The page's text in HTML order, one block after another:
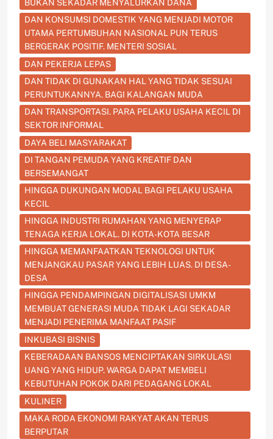
BUKAN SEKADAR MENYALURKAN DANA
DAN KONSUMSI DOMESTIK YANG MENJADI MOTOR
UTAMA PERTUMBUHAN NASIONAL PUN TERUS
BERGERAK POSITIF. MENTERI SOSIAL
DAN PEKERJA LEPAS
DAN TIDAK DI GUNAKAN HAL YANG TIDAK SESUAI
PERUNTUKANNYA. BAGI KALANGAN MUDA
DAN TRANSPORTASI. PARA PELAKU USAHA KECIL DI
SEKTOR INFORMAL
DAYA BELI MASYARAKAT
DI TANGAN PEMUDA YANG KREATIF DAN
BERSEMANGAT
HINGGA DUKUNGAN MODAL BAGI PELAKU USAHA
KECIL
HINGGA INDUSTRI RUMAHAN YANG MENYERAP
TENAGA KERJA LOKAL. DI KOTA-KOTA BESAR
HINGGA MEMANFAATKAN TEKNOLOGI UNTUK
MENJANGKAU PASAR YANG LEBIH LUAS. DI DESA-
DESA
HINGGA PENDAMPINGAN DIGITALISASI UMKM
MEMBUAT GENERASI MUDA TIDAK LAGI SEKADAR
MENJADI PENERIMA MANFAAT PASIF
INKUBASI BISNIS
KEBERADAAN BANSOS MENCIPTAKAN SIRKULASI
UANG YANG HIDUP. WARGA DAPAT MEMBELI
KEBUTUHAN POKOK DARI PEDAGANG LOKAL
KULINER
MAKA RODA EKONOMI RAKYAT AKAN TERUS
BERPUTAR